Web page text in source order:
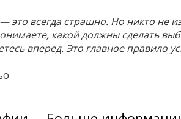
это всегда страшно. Но никто не
какой должны сделать
вперед. Это главное правило